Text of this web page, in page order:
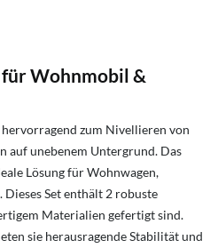
für Wohnmobil &
zum Nivellieren von
auf unebenem Untergrund. Das
Lösung für Wohnwagen,
Set enthält 2 robuste
Materialien gefertigt sind.
sie herausragende Stabilität und